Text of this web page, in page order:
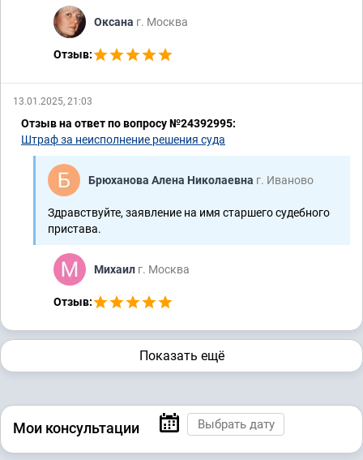
Оксана г. Москва
Отзыв:
13.01.2025, 21:03
Отзыв на ответ по вопросу №24392995:
Штраф за неисполнение решения суда
Брюханова Алена Николаевна г. Иваново
Здравствуйте, заявление на имя старшего судебного
пристава.
Михаил г. Москва
Отзыв:
Показать ещё
Мои консультации